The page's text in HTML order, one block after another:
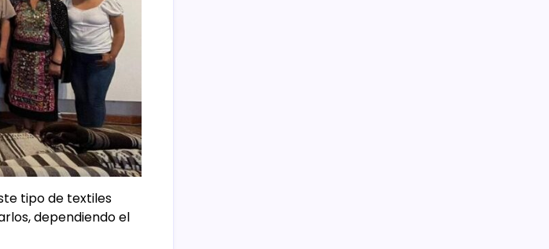
tipo de textiles
dependiendo el